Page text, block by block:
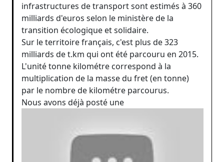
infrastructures de transport sont estimés à 360
milliards d'euros selon le ministère de la
transition écologique et solidaire.
Sur le territoire français, c'est plus de 323
milliards de t.km qui ont été parcouru en 2015.
L'unité tonne kilométre correspond à la
multiplication de la masse du fret (en tonne)
par le nombre de kilométre parcourus.
Nous avons déjà posté une